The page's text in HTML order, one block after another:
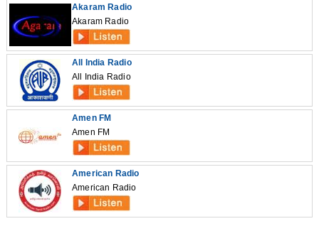
Akaram Radio
Akaram Radio
All India Radio
All India Radio
Amen FM
Amen FM
American Radio
American Radio